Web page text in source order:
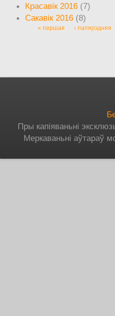
Красавік 2016 (7)
Сакавік 2016 (8)
Старонкі
« першая ‹ папярэдняя
Пры капіяваньні
Меркаваньні аўтараў